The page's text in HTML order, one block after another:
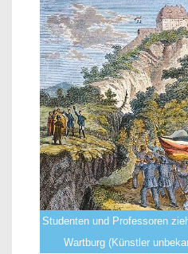
Studenten und Professoren
Wartburg (Künstler